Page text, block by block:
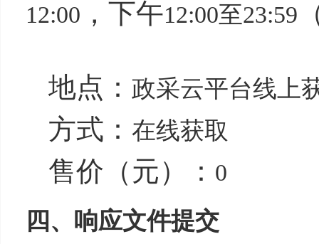
12:00 ，下午12:00至23:59
地点： 政采云平台线上
方式： 在线获取
售价（元）： 0
四、响应文件提交